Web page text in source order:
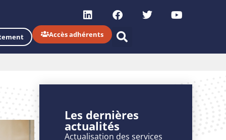
Accès adhérents
Les dernières
actualités
Actualisation des services